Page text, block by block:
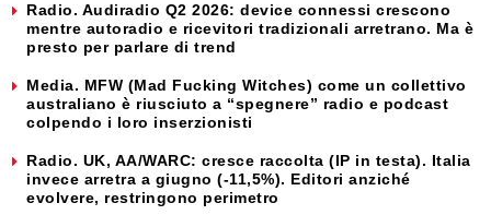
Radio. Audiradio Q2 2026: device connessi crescono
mentre autoradio e ricevitori tradizionali arretrano. Ma è
presto per parlare di trend
Media. MFW (Mad Fucking Witches) come un collettivo
australiano è riusciuto a “spegnere” radio e podcast
colpendo i loro inserzionisti
Radio. UK, AA/WARC: cresce raccolta (IP in testa). Italia
invece arretra a giugno (-11,5%). Editori anziché
evolvere, restringono perimetro